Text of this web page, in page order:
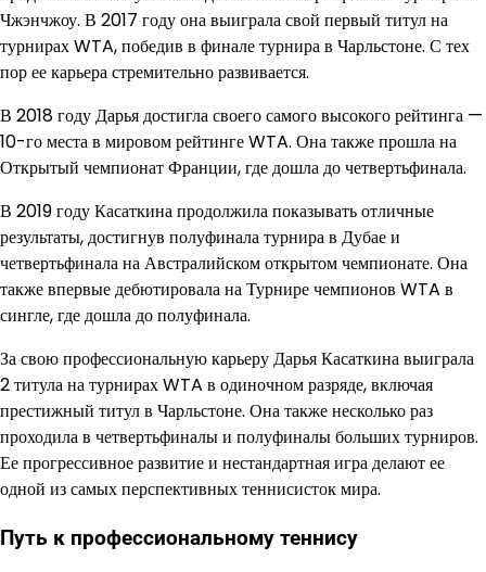
Чжэнчжоу. В 2017 году она выиграла свой первый титул на
турнирах WTA, победив в финале турнира в Чарльстоне. С тех
пор ее карьера стремительно развивается.
В 2018 году Дарья достигла своего самого высокого рейтинга —
10-го места в мировом рейтинге WTA. Она также прошла на
Открытый чемпионат Франции, где дошла до четвертьфинала.
В 2019 году Касаткина продолжила показывать отличные
результаты, достигнув полуфинала турнира в Дубае и
четвертьфинала на Австралийском открытом чемпионате. Она
также впервые дебютировала на Турнире чемпионов WTA в
сингле, где дошла до полуфинала.
За свою профессиональную карьеру Дарья Касаткина выиграла
2 титула на турнирах WTA в одиночном разряде, включая
престижный титул в Чарльстоне. Она также несколько раз
проходила в четвертьфиналы и полуфиналы больших турниров.
Ее прогрессивное развитие и нестандартная игра делают ее
одной из самых перспективных теннисисток мира.
Путь к профессиональному теннису